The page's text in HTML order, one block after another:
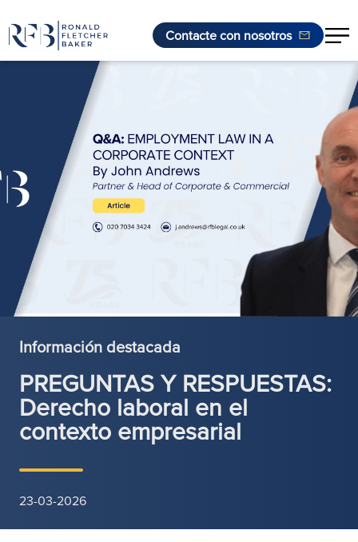
Saltar al contenido
Contacte con nosotros
Información destacada
PREGUNTAS Y RESPUESTAS:
Derecho laboral en el
contexto empresarial
23-03-2026